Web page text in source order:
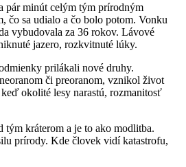
pár minút celým tým prírodným
čo sa udialo a čo bolo potom. Vonku
vybudovala za 36 rokov. Lávové
jazero, rozkvitnuté lúky.
prilákali nové druhy.
či preoranom, vznikol život
okolité lesy narastú, rozmanitosť
tým kráterom a je to ako modlitba.
prírody. Kde človek vidí katastrofu,